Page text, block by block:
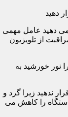
می دهید عامل مهمی
از تلویزیون
نور خورشید به
ندهید زیرا گرد و
را کاهش می